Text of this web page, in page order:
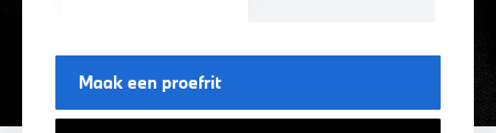
Maak een proefrit